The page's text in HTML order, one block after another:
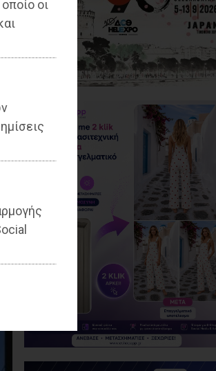
οι